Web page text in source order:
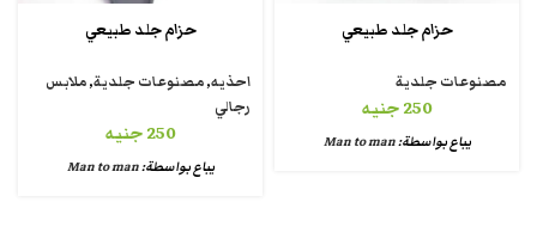
حزام جلد طبيعي
مصنوعات جلدية
250جنيه
يباع بواسطة:Man to man
حزام جلد طبيعي
احذيه,مصنوعات جلدية,ملابس
رجالي
250جنيه
يباع بواسطة:Man to man